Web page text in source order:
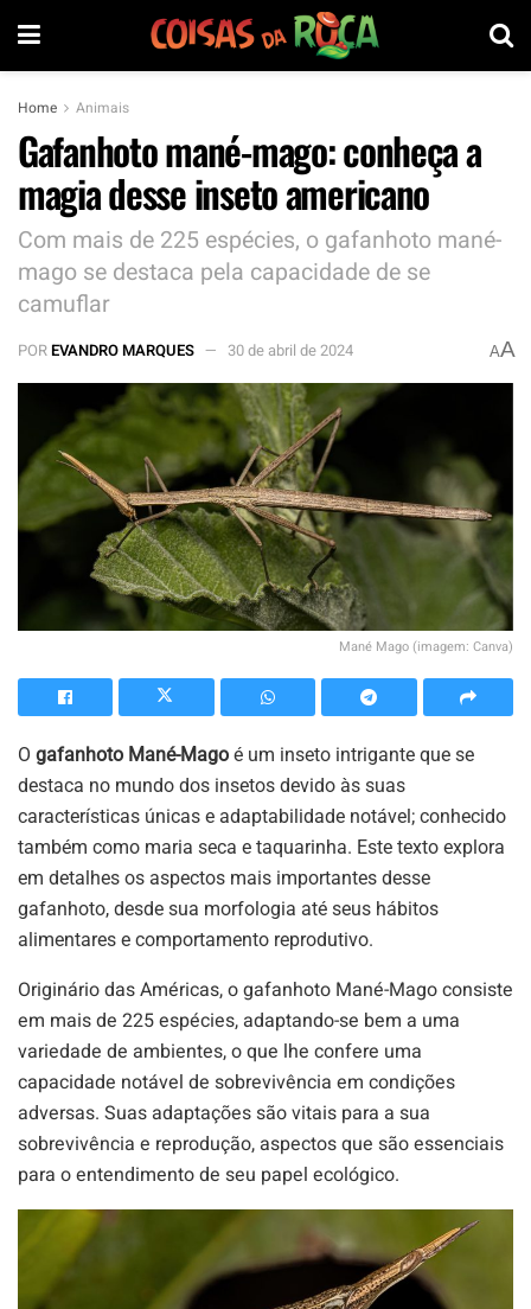
Home Animais
Gafanhoto mané-mago: conheça a
magia desse inseto americano
Com mais de 225 espécies, o gafanhoto mané-
mago se destaca pela capacidade de se
camuflar
POREVANDRO MARQUES 30 de abril de 2024 AA
Mané Mago (imagem: Canva)
O gafanhoto Mané-Mago é um inseto intrigante que se
destaca no mundo dos insetos devido às suas
características únicas e adaptabilidade notável; conhecido
também como maria seca e taquarinha. Este texto explora
em detalhes os aspectos mais importantes desse
gafanhoto, desde sua morfologia até seus hábitos
alimentares e comportamento reprodutivo.
Originário das Américas, o gafanhoto Mané-Mago consiste
em mais de 225 espécies, adaptando-se bem a uma
variedade de ambientes, o que lhe confere uma
capacidade notável de sobrevivência em condições
adversas. Suas adaptações são vitais para a sua
sobrevivência e reprodução, aspectos que são essenciais
para o entendimento de seu papel ecológico.